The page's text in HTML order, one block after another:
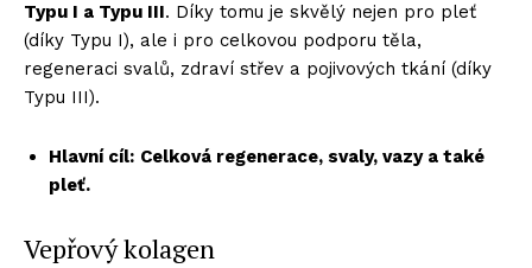
Typu I a Typu III. Díky tomu je skvělý nejen pro pleť
(díky Typu I), ale i pro celkovou podporu těla,
regeneraci svalů, zdraví střev a pojivových tkání (díky
Typu III).
Hlavní cíl: Celková regenerace, svaly, vazy a také
pleť.
Vepřový kolagen